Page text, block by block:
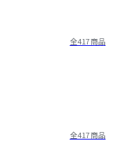
全417商品
全417商品